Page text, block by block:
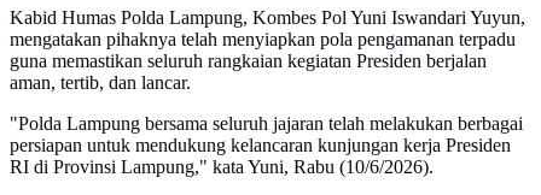
Kabid Humas Polda Lampung, Kombes Pol Yuni Iswandari Yuyun,
mengatakan pihaknya telah menyiapkan pola pengamanan terpadu
guna memastikan seluruh rangkaian kegiatan Presiden berjalan
aman, tertib, dan lancar.
"Polda Lampung bersama seluruh jajaran telah melakukan berbagai
persiapan untuk mendukung kelancaran kunjungan kerja Presiden
RI di Provinsi Lampung," kata Yuni, Rabu (10/6/2026).